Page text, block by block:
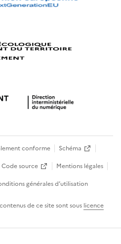
conforme
Schéma
Code source
Mentions légales
générales d’utilisation
de ce site sont sous licence